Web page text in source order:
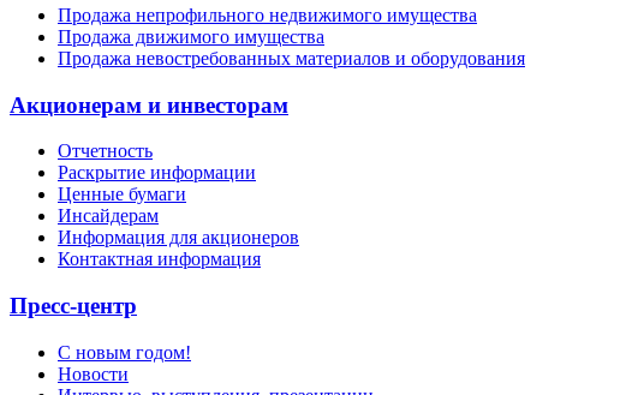
Продажа непрофильного недвижимого имущества
Продажа движимого имущества
Продажа невостребованных материалов и оборудования
Акционерам и инвесторам
Отчетность
Раскрытие информации
Ценные бумаги
Инсайдерам
Информация для акционеров
Контактная информация
Пресс-центр
С новым годом!
Новости